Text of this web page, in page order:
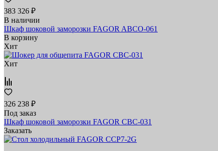
383 326 ₽
В наличии
Шкаф шоковой заморозки FAGOR ABCO-061
В корзину
Хит
Хит
326 238 ₽
Под заказ
Шкаф шоковой заморозки FAGOR CBC-031
Заказать